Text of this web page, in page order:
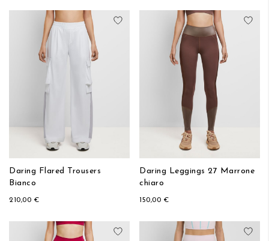
Aggiungi alla lista desideri
Daring Flared Trousers
Bianco
210,00 €
Daring Leggings 27 Marrone
chiaro
150,00 €
Aggiungi alla lista desideri